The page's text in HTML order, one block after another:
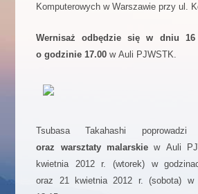
Komputerowych w Warszawie przy ul.
Wernisaż odbędzie się w dniu 16
o godzinie 17.00 w Auli PJWSTK.
Tsubasa Takahashi
oraz warsztaty malarskiew Auli
kwietnia 2012 r. (wtorek) w
oraz 21 kwietnia 2012 r. (sobota) w